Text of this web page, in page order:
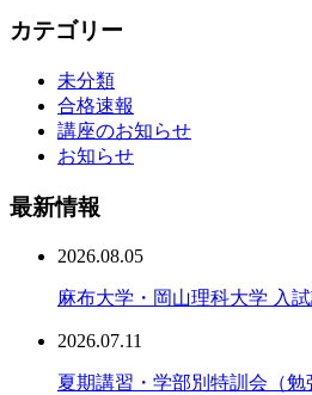
カテゴリー
未分類
合格速報
講座のお知らせ
お知らせ
最新情報
2026.08.05
麻布大学・岡山理科大学 入
2026.07.11
夏期講習・学部別特訓会（